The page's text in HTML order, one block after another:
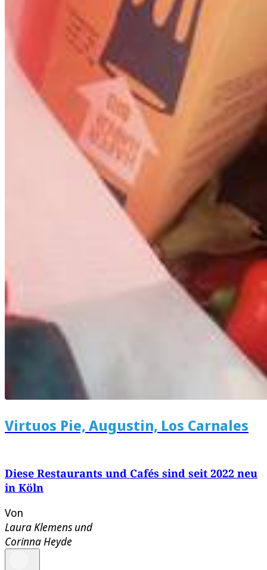
Virtuos Pie, Augustin, Los Carnales
Diese Restaurants und Cafés sind seit 2022 neu
in Köln
Von
Laura Klemens und
Corinna Heyde